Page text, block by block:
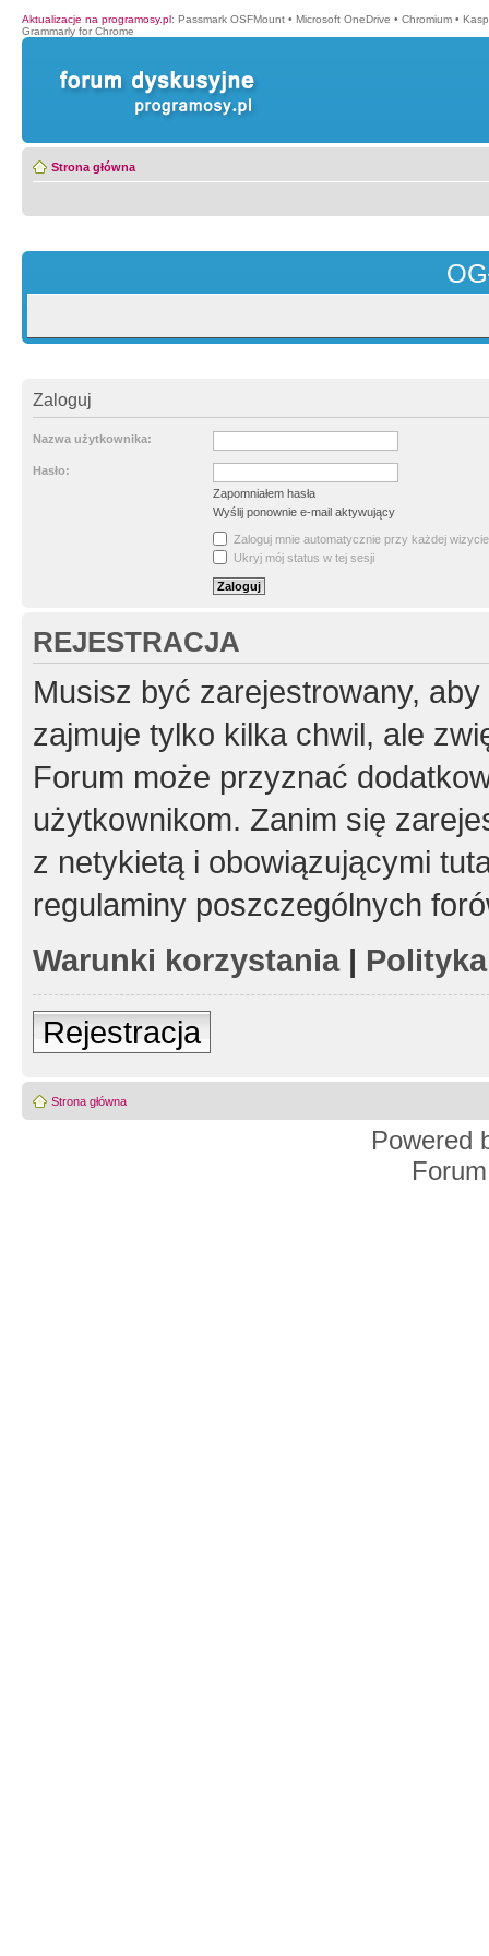
Aktualizacje na programosy.pl: Passmark OSFMount • Microsoft OneDrive • Chromium •
Grammarly for Chrome
Strona główna
Zaloguj
Nazwa użytkownika:
Hasło:
Zapomniałem hasła
Wyślij ponownie e-mail aktywujący
Zaloguj mnie automatycznie przy każdej wizycie
Ukryj mój status w tej sesji
REJESTRACJA
Musisz być zarejestrowany,
zajmuje tylko kilka chwil, ale
Forum może przyznać
użytkownikom. Zanim się
z netykietą i obowiązującymi
regulaminy poszczególnych
Warunki korzystania|
Rejestracja
Strona główna
Powered